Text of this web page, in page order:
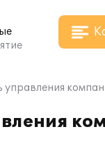
управления